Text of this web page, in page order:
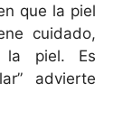
que la piel
cuidado,
la piel. Es
advierte